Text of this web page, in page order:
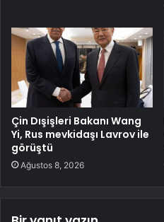
Çin Dışişleri Bakanı Wang
Yi, Rus mevkidaşı Lavrov ile
görüştü
Ağustos 8, 2026